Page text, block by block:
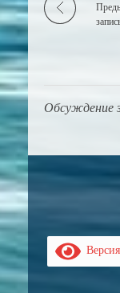
Обсуждение
Версия